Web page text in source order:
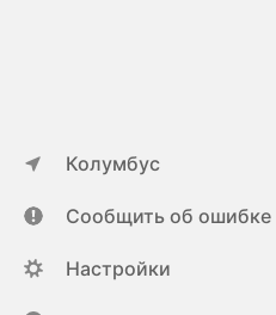
Колумбус
Сообщить об ошибке
Настройки